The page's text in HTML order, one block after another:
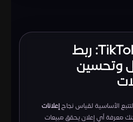
TikTok Pixel: ربط
وتحسين
إعلانات
معرفة أي إعلان يحقق مبيعات